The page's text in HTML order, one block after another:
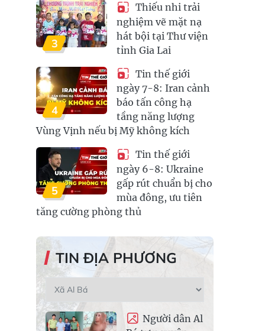
3
Thiếu nhi trải
nghiệm vẽ mặt nạ
hát bội tại Thư viện
tỉnh Gia Lai
4
Tin thế giới
ngày 7-8: Iran cảnh
báo tấn công hạ
tầng năng lượng
Vùng Vịnh nếu bị Mỹ không kích
5
Tin thế giới
ngày 6-8: Ukraine
gấp rút chuẩn bị cho
mùa đông, ưu tiên
tăng cường phòng thủ
TIN ĐỊA PHƯƠNG
Người dân Al